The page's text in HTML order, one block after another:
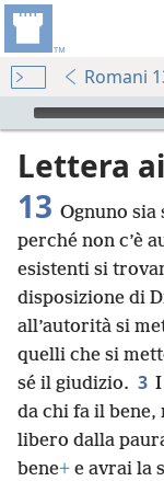
Romani
Audio Player
Lettera
13 Ognuno
perché non c’è
esistenti si
disposizione di
all’autorità si
quelli che si
sé il giudizio. 3 I
da chi fa il bene,
libero dalla
bene+ e avrai la